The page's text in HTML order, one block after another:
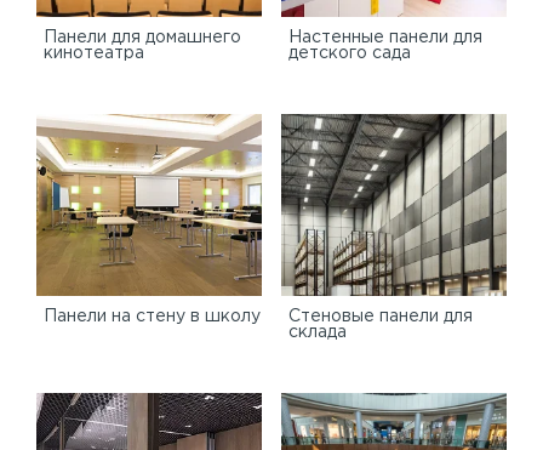
Панели для домашнего
кинотеатра
Настенные панели для
детского сада
Панели на стену в школу
Стеновые панели для
склада